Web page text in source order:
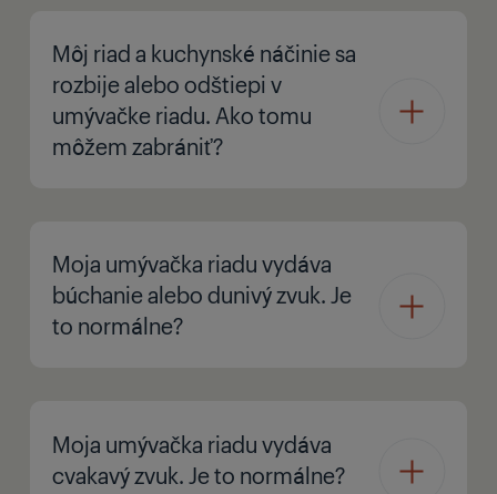
Môj riad a kuchynské náčinie sa
rozbije alebo odštiepi v
umývačke riadu. Ako tomu
môžem zabrániť?
Moja umývačka riadu vydáva
búchanie alebo dunivý zvuk. Je
to normálne?
Moja umývačka riadu vydáva
cvakavý zvuk. Je to normálne?